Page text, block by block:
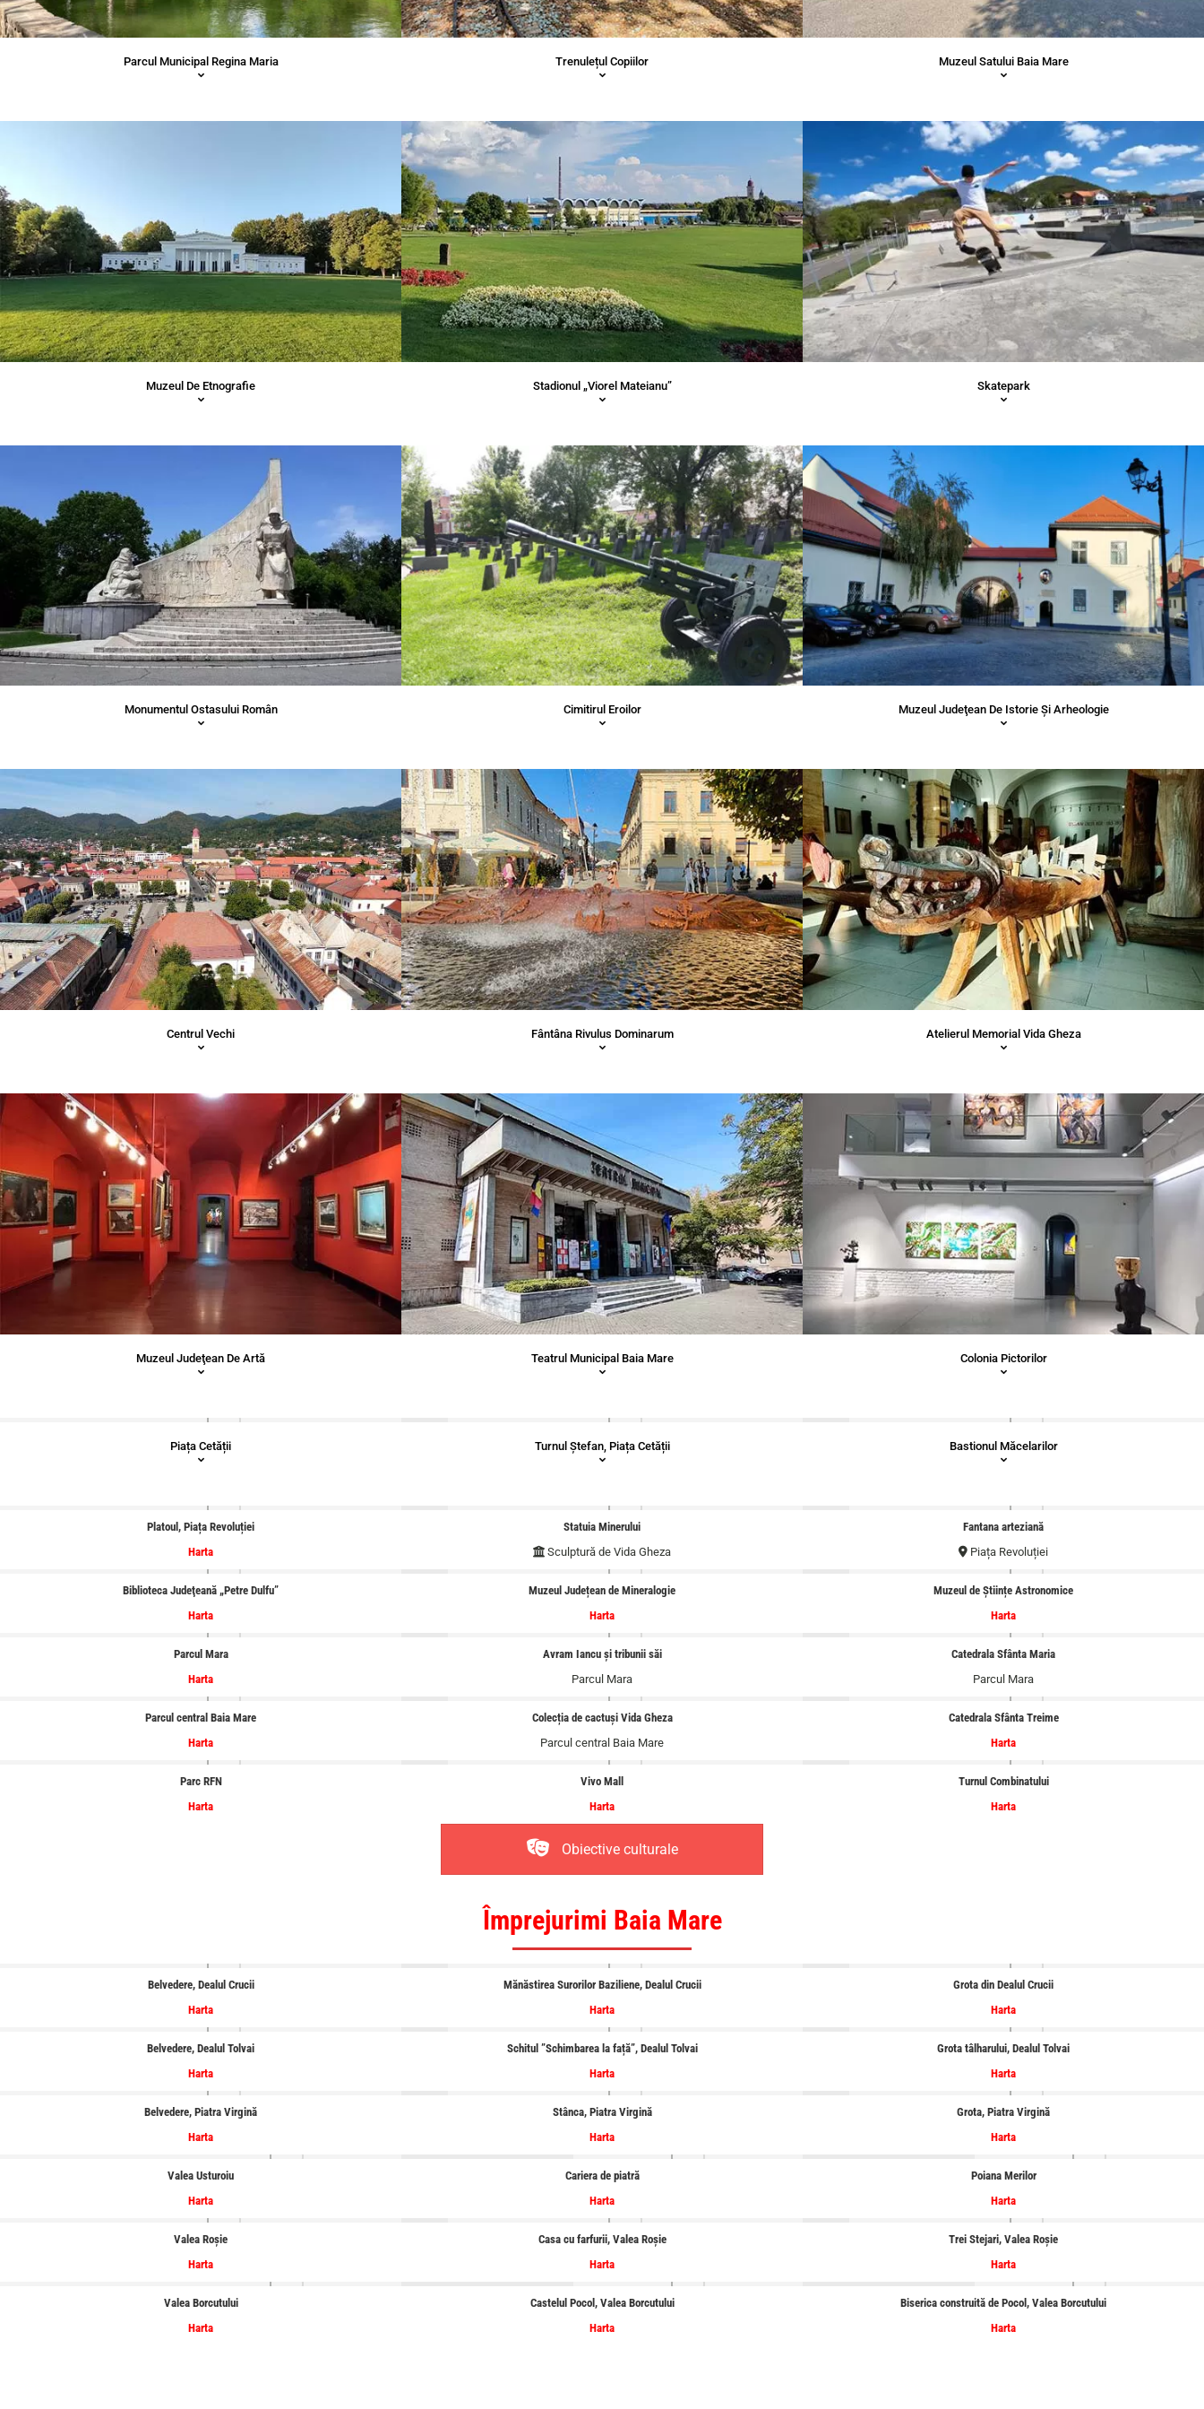
Parcul Municipal Regina Maria Trenulețul Copiilor Muzeul Satului Baia Mare
Muzeul De Etnografie Stadionul „Viorel Mateianu” Skatepark
Monumentul Ostasului Român Cimitirul Eroilor Muzeul Judeţean De Istorie Şi Arheologie
Centrul Vechi Fântâna Rivulus Dominarum Atelierul Memorial Vida Gheza
Muzeul Judeţean De Artă Teatrul Municipal Baia Mare Colonia Pictorilor
Piața Cetății Turnul Ștefan, Piața Cetății Bastionul Măcelarilor
Platoul, Piața Revoluției
Harta
Statuia Minerului
Sculptură de Vida Gheza
Fantana arteziană
Piața Revoluției
Biblioteca Judeţeană „Petre Dulfu”
Harta
Muzeul Județean de Mineralogie
Harta
Muzeul de Științe Astronomice
Harta
Parcul Mara
Harta
Avram Iancu și tribunii săi
Parcul Mara
Catedrala Sfânta Maria
Parcul Mara
Parcul central Baia Mare
Harta
Colecția de cactuși Vida Gheza
Parcul central Baia Mare
Catedrala Sfânta Treime
Harta
Parc RFN
Harta
Vivo Mall
Harta
Turnul Combinatului
Harta
Obiective culturale
Împrejurimi Baia Mare
Belvedere, Dealul Crucii
Harta
Mănăstirea Surorilor Baziliene, Dealul Crucii
Harta
Grota din Dealul Crucii
Harta
Belvedere, Dealul Tolvai
Harta
Schitul ”Schimbarea la față”, Dealul Tolvai
Harta
Grota tâlharului, Dealul Tolvai
Harta
Belvedere, Piatra Virgină
Harta
Stânca, Piatra Virgină
Harta
Grota, Piatra Virgină
Harta
Valea Usturoiu
Harta
Cariera de piatră
Harta
Poiana Merilor
Harta
Valea Roșie
Harta
Casa cu farfurii, Valea Roșie
Harta
Trei Stejari, Valea Roșie
Harta
Valea Borcutului
Harta
Castelul Pocol, Valea Borcutului
Harta
Biserica construită de Pocol, Valea Borcutului
Harta